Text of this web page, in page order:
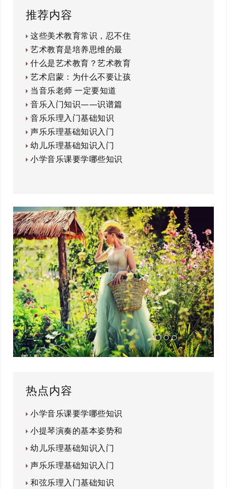
推荐内容
这些美术教育常识，忍不住
艺术教育是培养思维的最
什么是艺术教育？艺术教育
艺术启蒙：为什么不要让孩
当音乐老师 一定要知道
音乐入门知识——识谱篇
音乐乐理入门基础知识
声乐乐理基础知识入门
幼儿乐理基础知识入门
小学音乐课要学哪些知识
热点内容
小学音乐课要学哪些知识
小提琴演奏的基本姿势和
幼儿乐理基础知识入门
声乐乐理基础知识入门
和弦乐理入门基础知识